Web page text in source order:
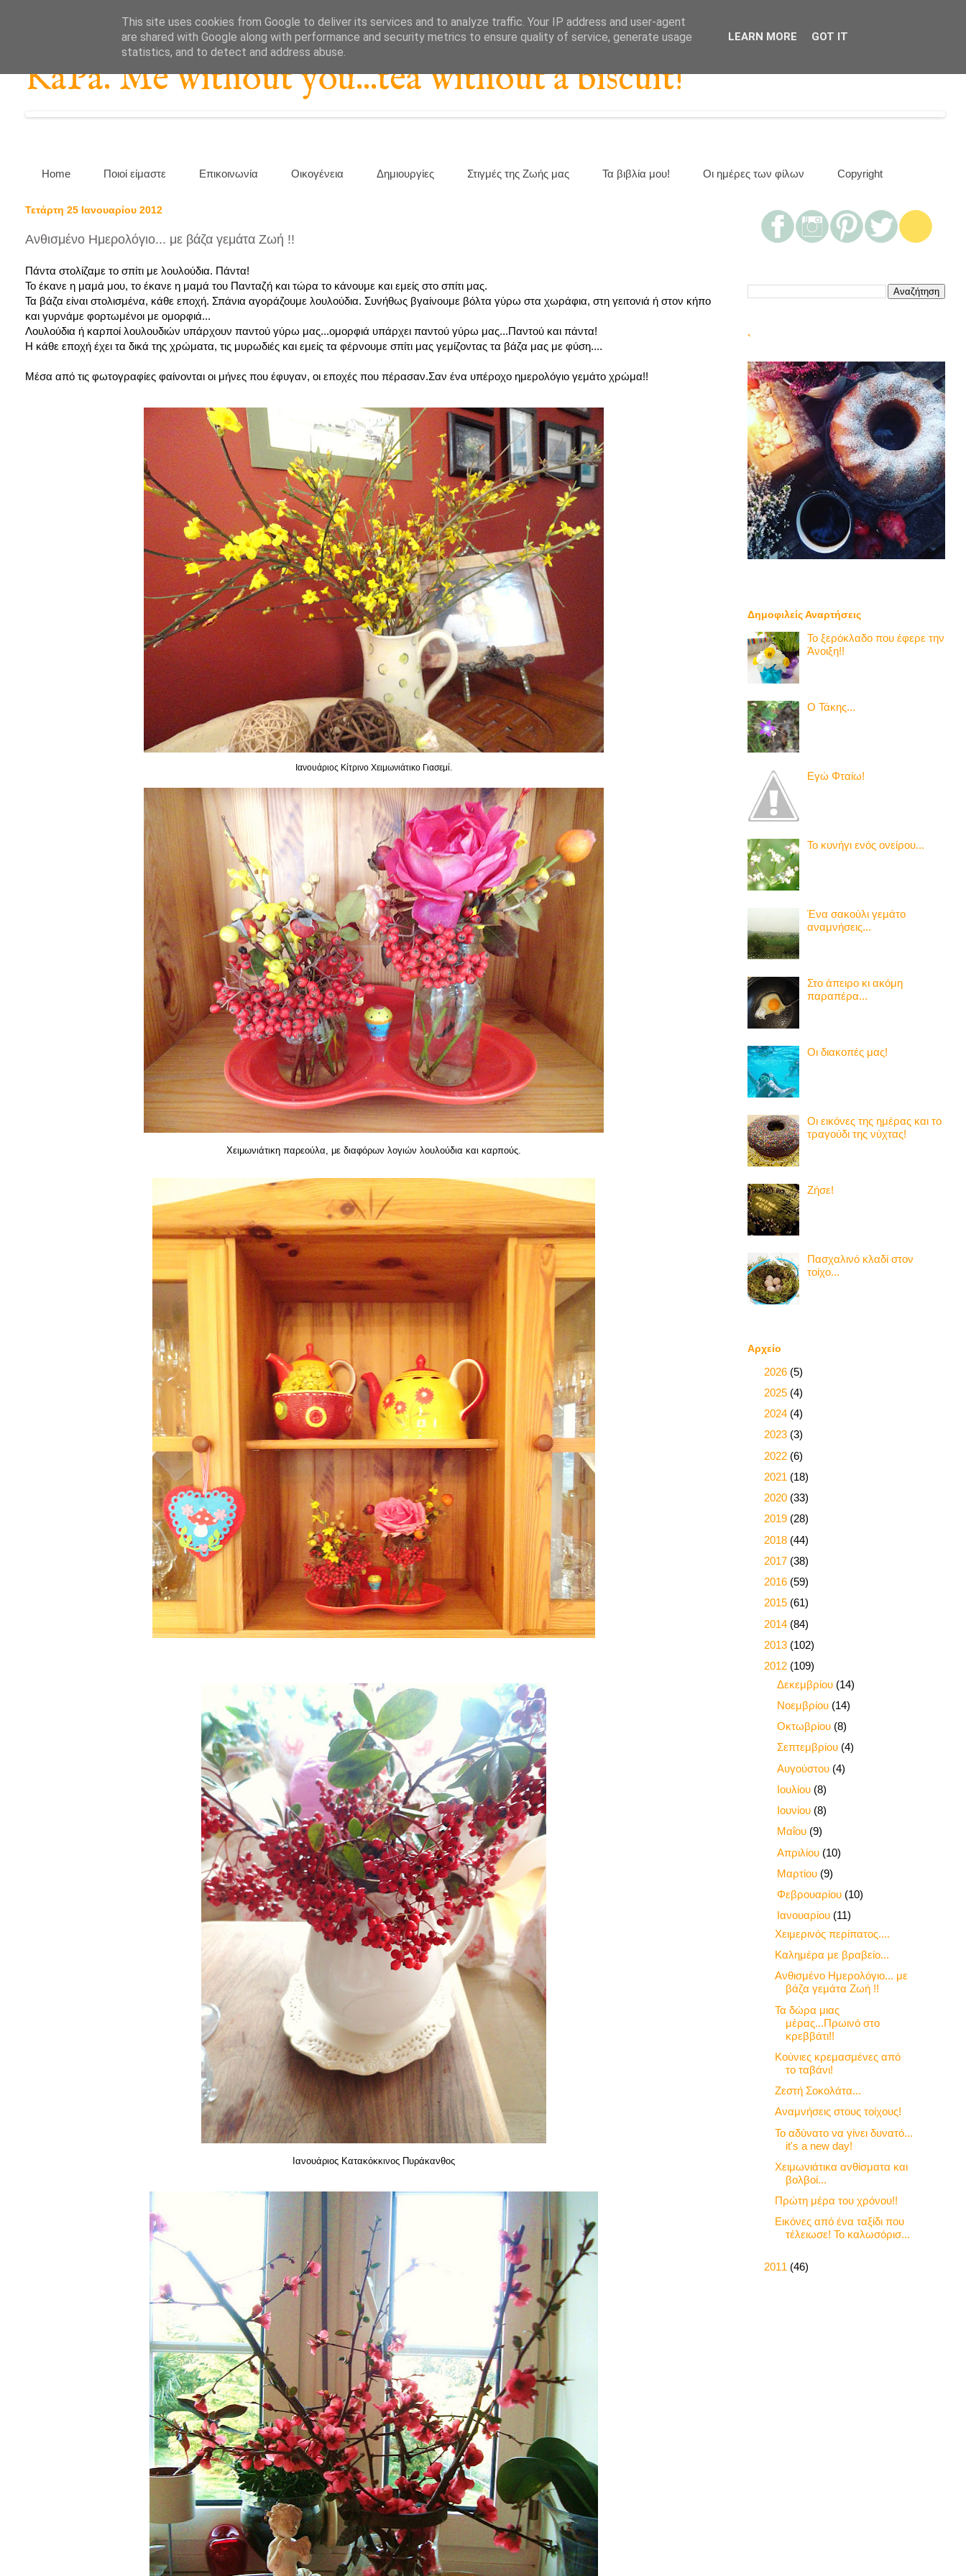
KaPa. Me without you...tea without a biscuit!
Home Ποιοί είμαστε Επικοινωνία Οικογένεια Δημιουργίες Στιγμές της Ζωής μας Τα βιβλία μου! Οι ημέρες των φίλων Copyright
Τετάρτη 25 Ιανουαρίου 2012
Ανθισμένο Ημερολόγιο... με βάζα γεμάτα Ζωή !!
Πάντα στολίζαμε το σπίτι με λουλούδια. Πάντα!
Το έκανε η μαμά μου, το έκανε η μαμά του Πανταζή και τώρα το κάνουμε και εμείς στο σπίτι μας.
Τα βάζα είναι στολισμένα, κάθε εποχή. Σπάνια αγοράζουμε λουλούδια. Συνήθως βγαίνουμε βόλτα γύρω στα χωράφια, στη γειτονιά ή στον κήπο
και γυρνάμε φορτωμένοι με ομορφιά...
Λουλούδια ή καρποί λουλουδιών υπάρχουν παντού γύρω μας...ομορφιά υπάρχει παντού γύρω μας...Παντού και πάντα!
Η κάθε εποχή έχει τα δικά της χρώματα, τις μυρωδιές και εμείς τα φέρνουμε σπίτι μας γεμίζοντας τα βάζα μας με φύση....
Μέσα από τις φωτογραφίες φαίνονται οι μήνες που έφυγαν, οι εποχές που πέρασαν.Σαν ένα υπέροχο ημερολόγιο γεμάτο χρώμα!!
Ιανουάριος Κίτρινο Χειμωνιάτικο Γιασεμί.
Χειμωνιάτικη παρεούλα, με διαφόρων λογιών λουλούδια και καρπούς.
Ιανουάριος Κατακόκκινος Πυράκανθος
`
Δημοφιλείς Αναρτήσεις
Το ξερόκλαδο που έφερε την
Άνοιξη!!
Ο Τάκης...
Εγώ Φταίω!
Το κυνήγι ενός ονείρου...
Ένα σακούλι γεμάτο
αναμνήσεις...
Στο άπειρο κι ακόμη
παραπέρα...
Οι διακοπές μας!
Οι εικόνες της ημέρας και το
τραγούδι της νύχτας!
Ζήσε!
Πασχαλινό κλαδί στον
τοίχο...
Αρχείο
2026 (5)
2025 (4)
2024 (4)
2023 (3)
2022 (6)
2021 (18)
2020 (33)
2019 (28)
2018 (44)
2017 (38)
2016 (59)
2015 (61)
2014 (84)
2013 (102)
2012 (109)
Δεκεμβρίου (14)
Νοεμβρίου (14)
Οκτωβρίου (8)
Σεπτεμβρίου (4)
Αυγούστου (4)
Ιουλίου (8)
Ιουνίου (8)
Μαΐου (9)
Απριλίου (10)
Μαρτίου (9)
Φεβρουαρίου (10)
Ιανουαρίου (11)
Χειμερινός περίπατος....
Καλημέρα με βραβείο...
Ανθισμένο Ημερολόγιο... με
βάζα γεμάτα Ζωή !!
Τα δώρα μιας
μέρας...Πρωινό στο
κρεββάτι!!
Κούνιες κρεμασμένες από
το ταβάνι!
Ζεστή Σοκολάτα...
Αναμνήσεις στους τοίχους!
Το αδύνατο να γίνει δυνατό...
it's a new day!
Χειμωνιάτικα ανθίσματα και
βολβοί...
Πρώτη μέρα του χρόνου!!
Εικόνες από ένα ταξίδι που
τέλειωσε! Το καλωσόρισ...
2011 (46)
This site uses cookies from Google to deliver its services and to analyze traffic. Your IP address and user-agent
are shared with Google along with performance and security metrics to ensure quality of service, generate usage
statistics, and to detect and address abuse.
LEARN MORE GOT IT